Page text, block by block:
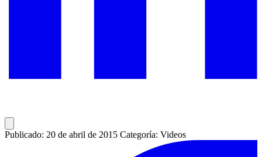
Publicado: 20 de abril de 2015 Categoría: Videos